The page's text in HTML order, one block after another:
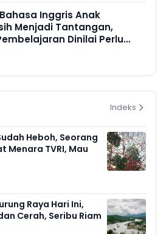
Inggris Anak
Menjadi Tantangan,
Dinilai Perlu
Indeks
Heboh, Seorang
Menara TVRI, Mau
Raya Hari Ini,
Cerah, Seribu Riam